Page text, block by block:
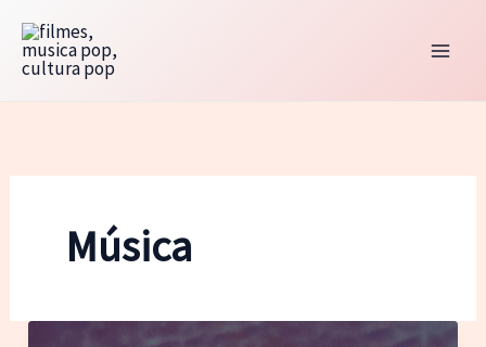
para
Música